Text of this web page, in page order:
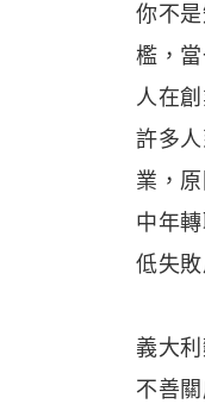
你不
檻，
人在
許多
業，
中年
低失
義大
不善